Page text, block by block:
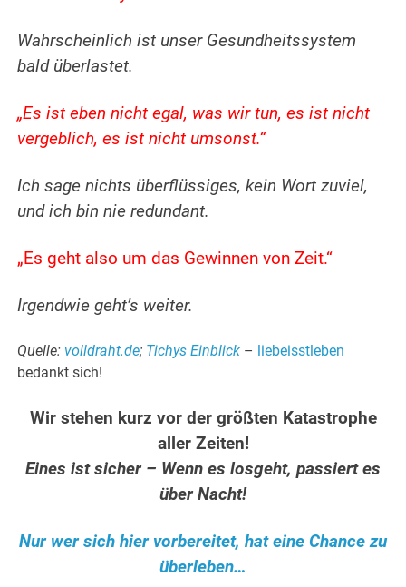
Wahrscheinlich ist unser Gesundheitssystem
bald überlastet.
„Es ist eben nicht egal, was wir tun, es ist nicht
vergeblich, es ist nicht umsonst.“
Ich sage nichts überflüssiges, kein Wort zuviel,
und ich bin nie redundant.
„Es geht also um das Gewinnen von Zeit.“
Irgendwie geht’s weiter.
Quelle: volldraht.de; Tichys Einblick – liebeisstleben
bedankt sich!
Wir stehen kurz vor der größten Katastrophe
aller Zeiten!
Eines ist sicher – Wenn es losgeht, passiert es
über Nacht!
Nur wer sich hier vorbereitet, hat eine Chance zu
überleben…